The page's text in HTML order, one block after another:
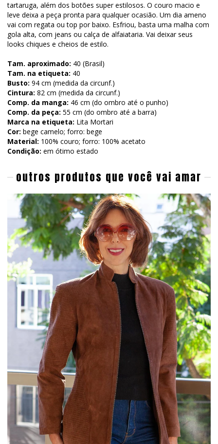
tartaruga, além dos botões super estilosos. O couro macio e
leve deixa a peça pronta para qualquer ocasião. Um dia ameno
vai com regata ou top por baixo. Esfriou, basta uma malha com
gola alta, com jeans ou calça de alfaiataria. Vai deixar seus
looks chiques e cheios de estilo.
Tam. aproximado: 40 (Brasil)
Tam. na etiqueta: 40
Busto: 94 cm (medida da circunf.)
Cintura: 82 cm (medida da circunf.)
Comp. da manga: 46 cm (do ombro até o punho)
Comp. da peça: 55 cm (do ombro até a barra)
Marca na etiqueta: Lita Mortari
Cor: bege camelo; forro: bege
Material: 100% couro; forro: 100% acetato
Condição: em ótimo estado
outros produtos que você vai amar